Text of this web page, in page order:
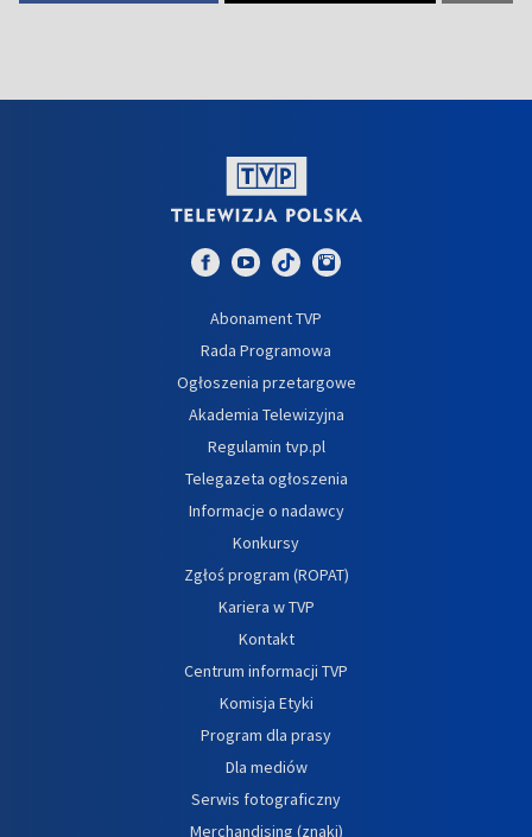
Abonament TVP
Rada Programowa
Ogłoszenia przetargowe
Akademia Telewizyjna
Regulamin tvp.pl
Telegazeta ogłoszenia
Informacje o nadawcy
Konkursy
Zgłoś program (ROPAT)
Kariera w TVP
Kontakt
Centrum informacji TVP
Komisja Etyki
Program dla prasy
Dla mediów
Serwis fotograficzny
Merchandising (znaki)